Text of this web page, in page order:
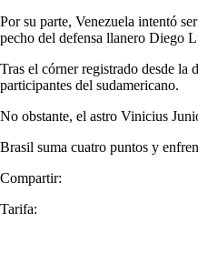
Por su parte, Venezuela intentó
pecho del defensa llanero Diego
Tras el córner registrado desde la
participantes del sudamericano.
No obstante, el astro Vinicius
Brasil suma cuatro puntos y
Compartir:
Tarifa: